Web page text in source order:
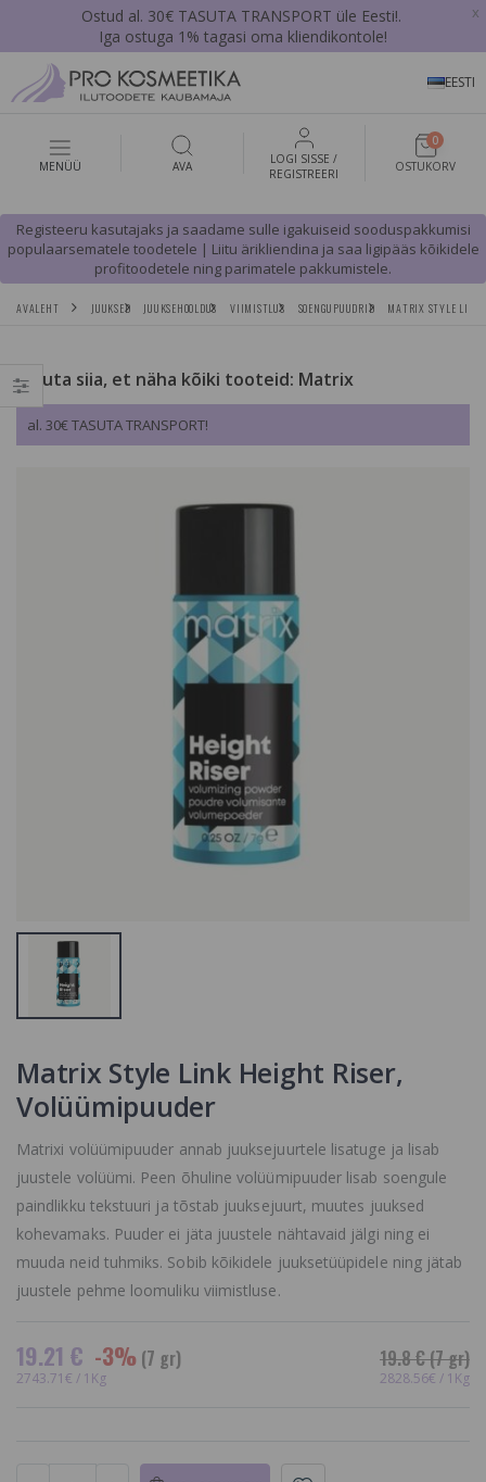
Ostud al. 30€ TASUTA TRANSPORT üle Eesti!.
Iga ostuga 1% tagasi oma kliendikontole!
x
EESTI
MENÜÜ AVA
LOGI SISSE /
REGISTREERI
0
OSTUKORV
Registeeru kasutajaks ja saadame sulle igakuiseid sooduspakkumisi
populaarsematele toodetele | Liitu ärikliendina ja saa ligipääs kõikidele
profitoodetele ning parimatele pakkumistele.
AVALEHT JUUKSED JUUKSEHOOLDUS VIIMISTLUS SOENGUPUUDRID MATRIX STYLE LINK
Vajuta siia, et näha kõiki tooteid: Matrix
al. 30€ TASUTA TRANSPORT!
Matrix Style Link Height Riser,
Volüümipuuder
Matrixi volüümipuuder annab juuksejuurtele lisatuge ja lisab
juustele volüümi. Peen õhuline volüümipuuder lisab soengule
paindlikku tekstuuri ja tõstab juuksejuurt, muutes juuksed
kohevamaks. Puuder ei jäta juustele nähtavaid jälgi ning ei
muuda neid tuhmiks. Sobib kõikidele juuksetüüpidele ning jätab
juustele pehme loomuliku viimistluse.
19.21 € -3% (7 gr)
2743.71€ / 1Kg
19.8 €(7 gr)
2828.56€ / 1Kg
väike/suur testi
toote nimi
Schwarzkopf
Silhouette
Flexible Hold
Styling &amp;
1.76 €
Näomask